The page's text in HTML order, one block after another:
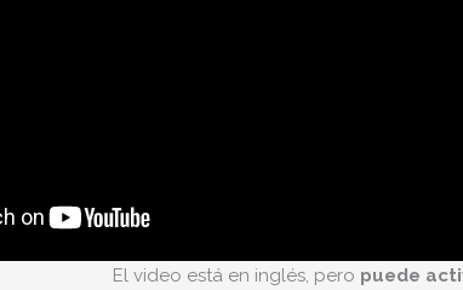
El video está en inglés, pero puede